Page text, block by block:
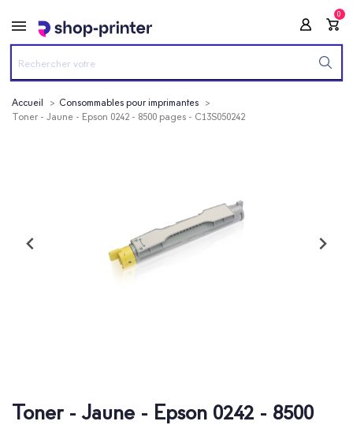
0
Accueil
Consommables pour imprimantes
Toner - Jaune - Epson 0242 - 8500 pages - C13S050242
Toner - Jaune - Epson 0242 - 8500